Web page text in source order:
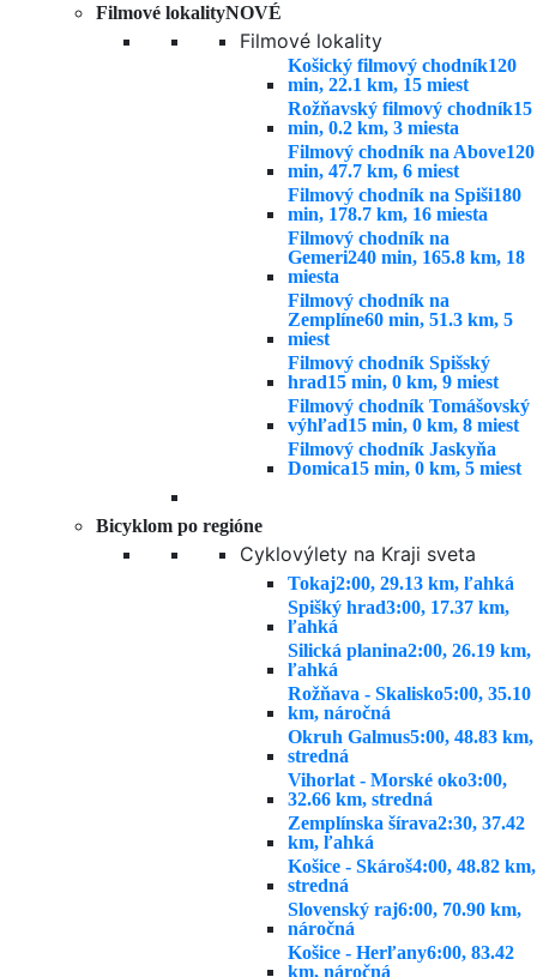
Filmové lokalityNOVÉ
Filmové lokality
Košický filmový chodník120
min, 22.1 km, 15 miest
Rožňavský filmový chodník15
min, 0.2 km, 3 miesta
Filmový chodník na Above120
min, 47.7 km, 6 miest
Filmový chodník na Spiši180
min, 178.7 km, 16 miesta
Filmový chodník na
Gemeri240 min, 165.8 km, 18
miesta
Filmový chodník na
Zemplíne60 min, 51.3 km, 5
miest
Filmový chodník Spišský
hrad15 min, 0 km, 9 miest
Filmový chodník Tomášovský
výhľad15 min, 0 km, 8 miest
Filmový chodník Jaskyňa
Domica15 min, 0 km, 5 miest
Bicyklom po regióne
Cyklovýlety na Kraji sveta
Tokaj2:00, 29.13 km, ľahká
Spišký hrad3:00, 17.37 km,
ľahká
Silická planina2:00, 26.19 km,
ľahká
Rožňava - Skalisko5:00, 35.10
km, náročná
Okruh Galmus5:00, 48.83 km,
stredná
Vihorlat - Morské oko3:00,
32.66 km, stredná
Zemplínska šírava2:30, 37.42
km, ľahká
Košice - Skároš4:00, 48.82 km,
stredná
Slovenský raj6:00, 70.90 km,
náročná
Košice - Herľany6:00, 83.42
km, náročná